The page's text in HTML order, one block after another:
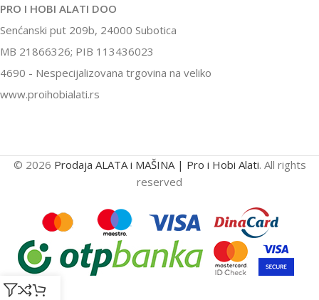
PRO I HOBI ALATI DOO
Senćanski put 209b, 24000 Subotica
MB 21866326; PIB 113436023
4690 - Nespecijalizovana trgovina na veliko
www.proihobialati.rs
© 2026 Prodaja ALATA i MAŠINA | Pro i Hobi Alati. All rights
reserved